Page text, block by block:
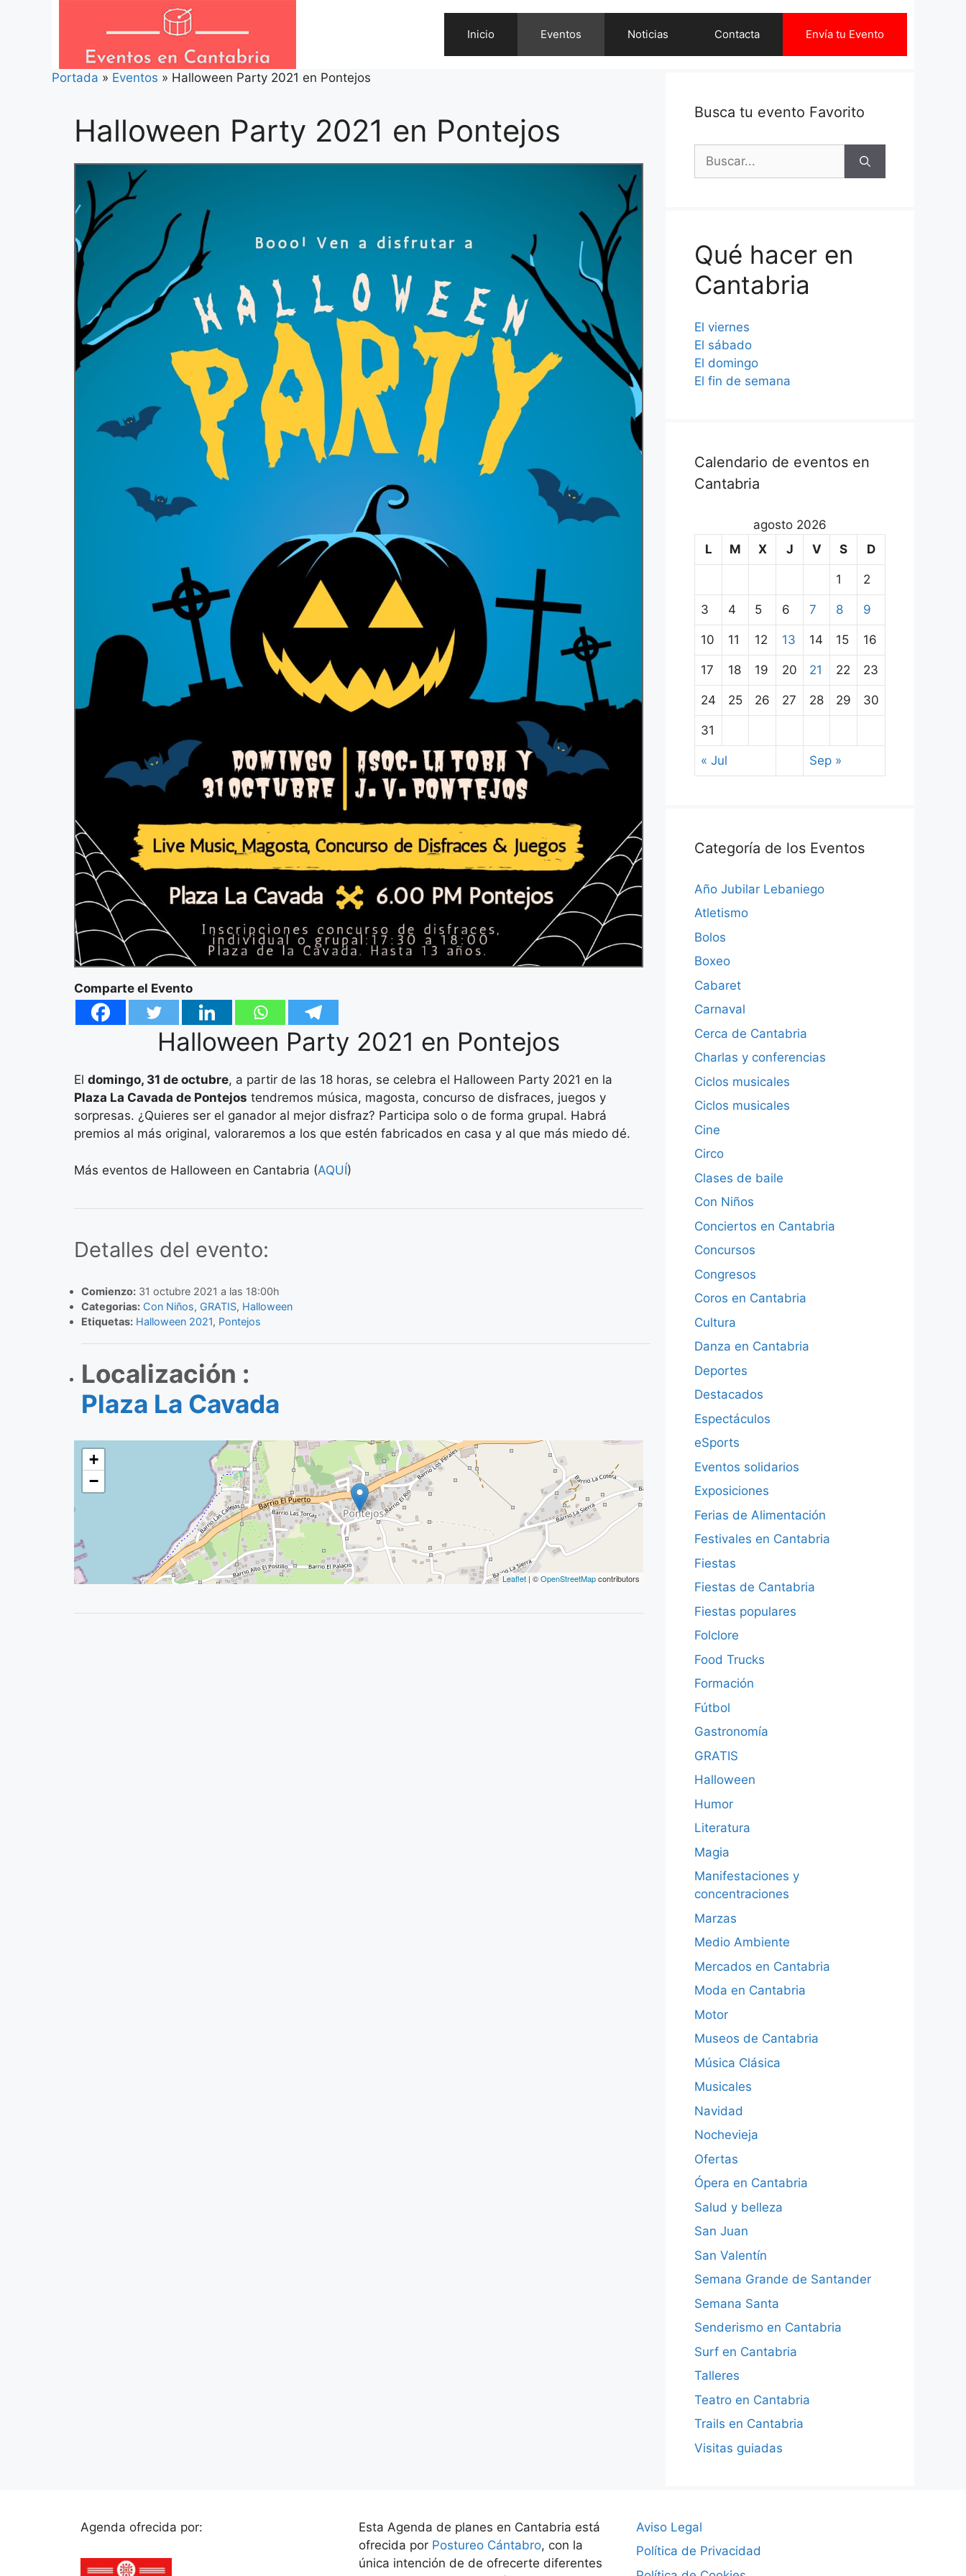
Inicio Eventos Noticias Contacta Envía tu Evento
Portada » Eventos » Halloween Party 2021 en Pontejos
Halloween Party 2021 en Pontejos
Comparte el Evento
Halloween Party 2021 en Pontejos
El domingo, 31 de octubre, a partir de las 18 horas, se celebra el Halloween Party 2021 en la
Plaza La Cavada de Pontejos tendremos música, magosta, concurso de disfraces, juegos y
sorpresas. ¿Quieres ser el ganador al mejor disfraz? Participa solo o de forma grupal. Habrá
premios al más original, valoraremos a los que estén fabricados en casa y al que más miedo dé.
Más eventos de Halloween en Cantabria (AQUÍ)
Detalles del evento:
Comienzo:31 octubre 2021 a las 18:00h
Categorias: Con Niños, GRATIS, Halloween
Etiquetas: Halloween 2021, Pontejos
Localización :
Plaza La Cavada
+
−
Leaflet | ©OpenStreetMapcontributors
Busca tu evento Favorito
Buscar:
Qué hacer en
Cantabria
El viernes
El sábado
El domingo
El fin de semana
Calendario de eventos en
Cantabria
agosto 2026
L
M X J V S D
1 2
3 4 5 6 7 8 9
10 11 12 13 14 15 16
17 18 19 20 21 22 23
24 25 26 27 28 29 30
31
« Jul Sep »
Categoría de los Eventos
Año Jubilar Lebaniego
Atletismo
Bolos
Boxeo
Cabaret
Carnaval
Cerca de Cantabria
Charlas y conferencias
Ciclos musicales
Ciclos musicales
Cine
Circo
Clases de baile
Con Niños
Conciertos en Cantabria
Concursos
Congresos
Coros en Cantabria
Cultura
Danza en Cantabria
Deportes
Destacados
Espectáculos
eSports
Eventos solidarios
Exposiciones
Ferias de Alimentación
Festivales en Cantabria
Fiestas
Fiestas de Cantabria
Fiestas populares
Folclore
Food Trucks
Formación
Fútbol
Gastronomía
GRATIS
Halloween
Humor
Literatura
Magia
Manifestaciones y
concentraciones
Marzas
Medio Ambiente
Mercados en Cantabria
Moda en Cantabria
Motor
Museos de Cantabria
Música Clásica
Musicales
Navidad
Nochevieja
Ofertas
Ópera en Cantabria
Salud y belleza
San Juan
San Valentín
Semana Grande de Santander
Semana Santa
Senderismo en Cantabria
Surf en Cantabria
Talleres
Teatro en Cantabria
Trails en Cantabria
Visitas guiadas
Agenda ofrecida por:
Esta Agenda de planes en Cantabria está
ofrecida por Postureo Cántabro, con la
única intención de de ofrecerte diferentes
Aviso Legal
Política de Privacidad